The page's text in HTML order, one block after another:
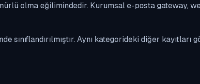
olma eğilimindedir. Kurumsal e-posta gateway,
sınıflandırılmıştır. Aynı kategorideki diğer kayıtları